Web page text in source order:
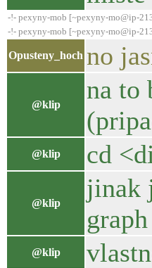
-!- pexyny-mob [~pexyny-mo@ip-
-!- pexyny-mob [~pexyny-mo@ip-
Opusteny_hoch no
@klip
na to
@klip cd
@klip
jinak
@klip